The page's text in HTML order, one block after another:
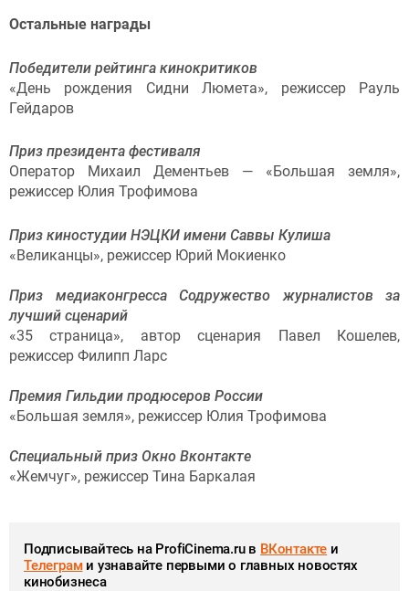
Остальные награды
Победители рейтинга кинокритиков
«День рождения Сидни Люмета», режиссер Рауль
Гейдаров
Приз президента фестиваля
Оператор Михаил Дементьев — «Большая земля»,
режиссер Юлия Трофимова
Приз киностудии НЭЦКИ имени Саввы Кулиша
«Великанцы», режиссер Юрий Мокиенко
Приз медиаконгресса Содружество журналистов за
лучший сценарий
«35 страница», автор сценария Павел Кошелев,
режиссер Филипп Ларс
Премия Гильдии продюсеров России
«Большая земля», режиссер Юлия Трофимова
Специальный приз Окно Вконтакте
«Жемчуг», режиссер Тина Баркалая
Подписывайтесь на ProfiCinema.ru в ВКонтакте и
Телеграми узнавайте первыми о главных новостях
кинобизнеса